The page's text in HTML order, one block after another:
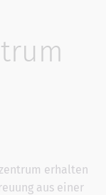
erhalten
aus einer